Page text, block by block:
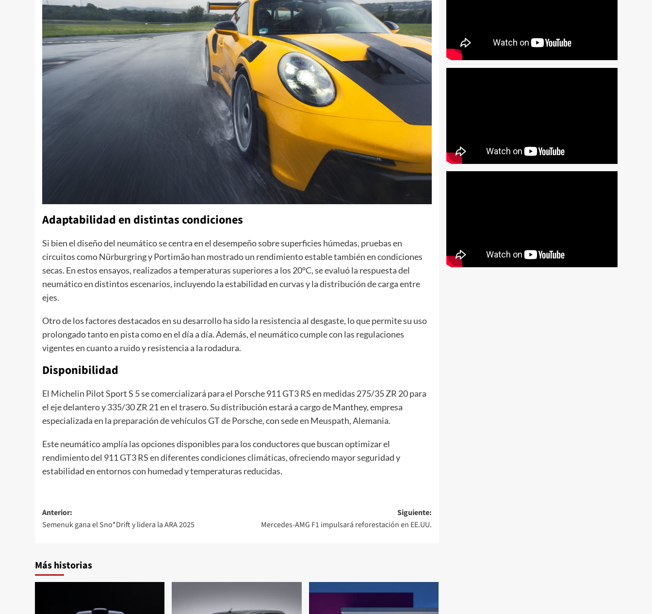
Adaptabilidad en distintas condiciones
Si bien el diseño del neumático se centra en el desempeño sobre superficies húmedas, pruebas en
circuitos como Nürburgring y Portimão han mostrado un rendimiento estable también en condiciones
secas. En estos ensayos, realizados a temperaturas superiores a los 20°C, se evaluó la respuesta del
neumático en distintos escenarios, incluyendo la estabilidad en curvas y la distribución de carga entre
ejes.
Otro de los factores destacados en su desarrollo ha sido la resistencia al desgaste, lo que permite su uso
prolongado tanto en pista como en el día a día. Además, el neumático cumple con las regulaciones
vigentes en cuanto a ruido y resistencia a la rodadura.
Disponibilidad
El Michelin Pilot Sport S 5 se comercializará para el Porsche 911 GT3 RS en medidas 275/35 ZR 20 para
el eje delantero y 335/30 ZR 21 en el trasero. Su distribución estará a cargo de Manthey, empresa
especializada en la preparación de vehículos GT de Porsche, con sede en Meuspath, Alemania.
Este neumático amplía las opciones disponibles para los conductores que buscan optimizar el
rendimiento del 911 GT3 RS en diferentes condiciones climáticas, ofreciendo mayor seguridad y
estabilidad en entornos con humedad y temperaturas reducidas.
Navegación
de
Anterior:
Semenuk gana el Sno*Drift y lidera la ARA 2025
Siguiente:
Mercedes-AMG F1 impulsará reforestación en EE.UU.
Más historias